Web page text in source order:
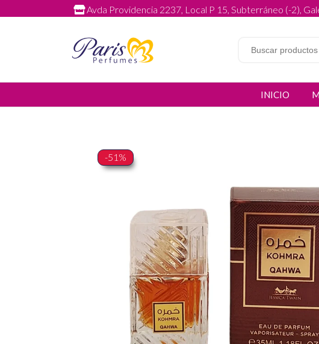
Avda Providencia 2237, Local P 15, Subterráneo (-2),
INICIO
-51%